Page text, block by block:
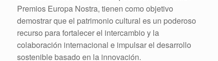
Premios Europa Nostra, tienen como objetivo
demostrar que el patrimonio cultural es un poderoso
recurso para fortalecer el intercambio y la
colaboración internacional e impulsar el desarrollo
sostenible basado en la innovación.